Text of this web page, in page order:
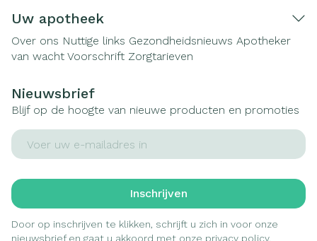
Uw apotheek
Over ons Nuttige links Gezondheidsnieuws Apotheker
van wacht Voorschrift Zorgtarieven
Nieuwsbrief
Blijf op de hoogte van nieuwe producten en promoties
E-mail adres
Inschrijven
Door op inschrijven te klikken, schrijft u zich in voor onze
nieuwsbrief en gaat u akkoord met onze privacy policy.